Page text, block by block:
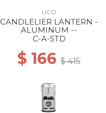
UCO
CANDLELIER LANTERN -
ALUMINUM --
C-A-STD
$ 166 $ 415